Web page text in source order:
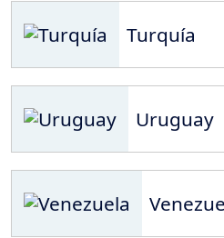
Turquía
Uruguay